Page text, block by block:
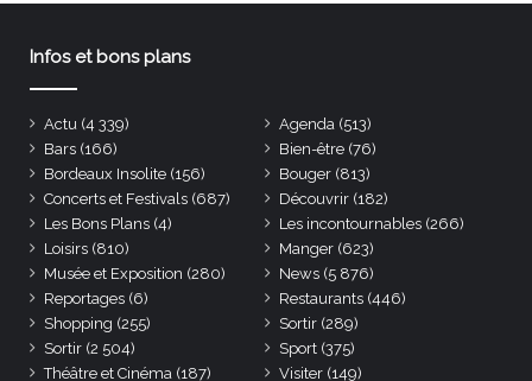
Infos et bons plans
Actu (4 339) Agenda (513)
Bars (166) Bien-être (76)
Bordeaux Insolite (156) Bouger (813)
Concerts et Festivals (687) Découvrir (182)
Les Bons Plans (4) Les incontournables (266)
Loisirs (810) Manger (623)
Musée et Exposition (280) News (5 876)
Reportages (6) Restaurants (446)
Shopping (255) Sortir (289)
Sortir (2 504) Sport (375)
Théâtre et Cinéma (187) Visiter (149)